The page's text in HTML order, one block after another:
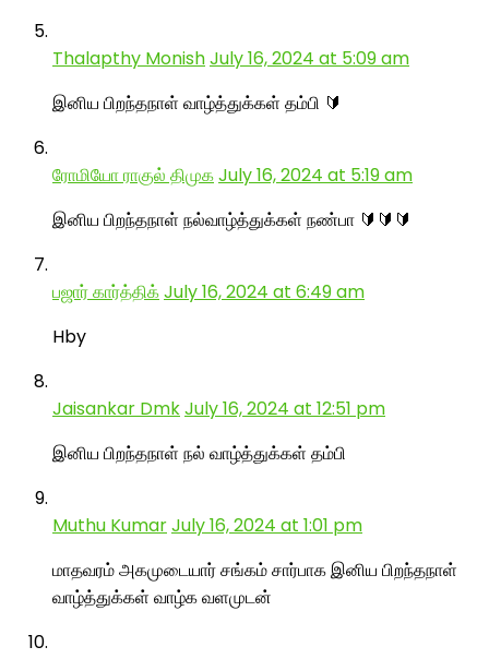
Thalapthy MonishJuly 16, 2024 at 5:09 am
இனிய பிறந்தநாள் வாழ்த்துக்கள் தம்பி 🔰
ரோமியோ ராகுல் திமுகJuly 16, 2024 at 5:19 am
இனிய பிறந்தநாள் நல்வாழ்த்துக்கள் நண்பா 🔰🔰🔰
பஜார் கார்த்திக்July 16, 2024 at 6:49 am
Hby
Jaisankar DmkJuly 16, 2024 at 12:51 pm
இனிய பிறந்தநாள் நல் வாழ்த்துக்கள் தம்பி
Muthu KumarJuly 16, 2024 at 1:01 pm
மாதவரம் அகமுடையார் சங்கம் சார்பாக இனிய பிறந்தநாள்
வாழ்த்துக்கள் வாழ்க வளமுடன்